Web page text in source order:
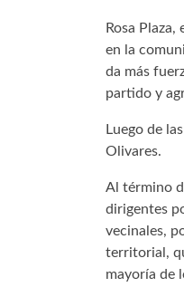
Rosa
en la
da más
partido y
Luego de
Olivares.
Al término
dirigentes
vecinales,
territorial,
mayoría de